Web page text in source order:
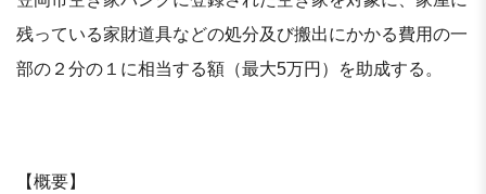
残っている家財道具などの処分及び搬出にかかる費用の一
部の２分の１に相当する額（最大5万円）を助成する。
【概要】